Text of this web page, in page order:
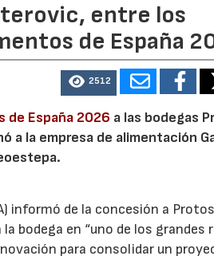
entre los
de España
2512
de España 2026 a las bodegas
a la empresa de alimentación
informó de la concesión a
bodega en “uno de los grandes
para consolidar un